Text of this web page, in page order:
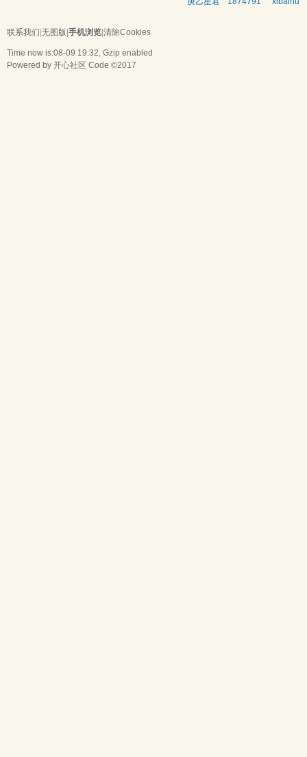
联系我们 无图版 手机浏览 清除Cookies
Time now is:08-09 19:32, Gzip enabled
Powered by 开心社区 Code ©2017